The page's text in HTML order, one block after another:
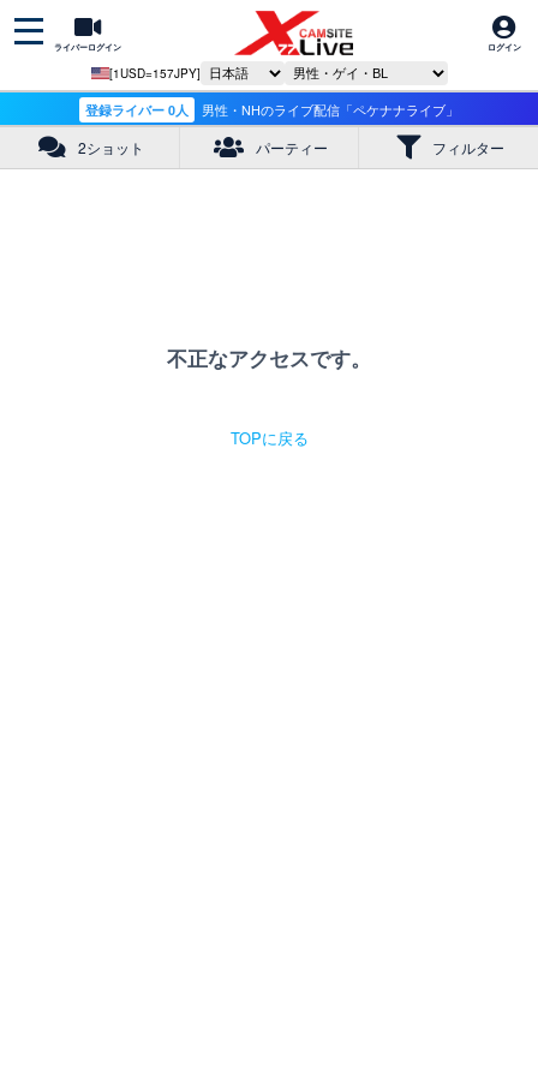
ライバーログイン ログイン
[1USD=157JPY]
登録ライバー 0人 男性・NHのライブ配信「ペケナナライブ」
2ショット パーティー フィルター
不正なアクセスです。
TOPに戻る